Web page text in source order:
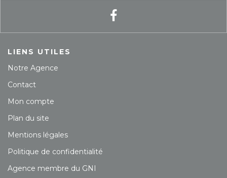
LIENS UTILES
Notre Agence
Contact
Mon compte
Plan du site
Mentions légales
Politique de confidentialité
Agence membre du GNI